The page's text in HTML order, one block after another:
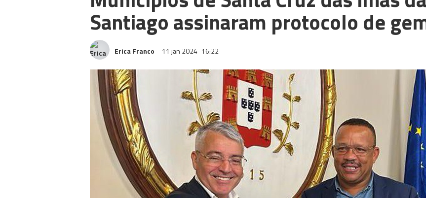
Santiago assinaram protocolo de
Erica Franco 11 jan 2024 16:22